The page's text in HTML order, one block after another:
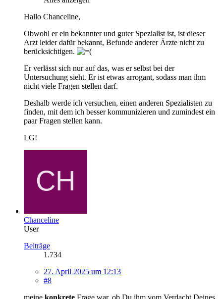
Hallo Chanceline,
Obwohl er ein bekannter und guter Spezialist ist, ist dieser
Arzt leider dafür bekannt, Befunde anderer Ärzte nicht zu
berücksichtigen.
Er verlässt sich nur auf das, was er selbst bei der
Untersuchung sieht. Er ist etwas arrogant, sodass man ihm
nicht viele Fragen stellen darf.
Deshalb werde ich versuchen, einen anderen Spezialisten zu
finden, mit dem ich besser kommunizieren und zumindest ein
paar Fragen stellen kann.
LG!
Chanceline
User
Beiträge
1.734
27. April 2025 um 12:13
#8